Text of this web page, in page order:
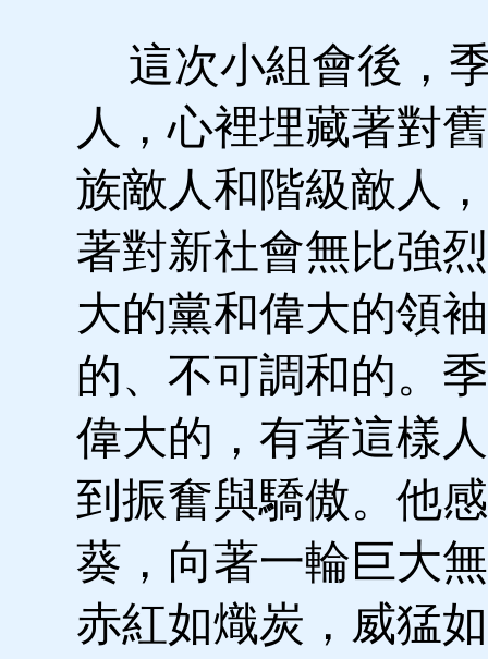
這次小組會後，
人，心裡埋藏著對
族敵人和階級敵人
著對新社會無比強
大的黨和偉大的領
的、不可調和的。
偉大的，有著這樣
到振奮與驕傲。他
葵，向著一輪巨大
赤紅如熾炭，威猛